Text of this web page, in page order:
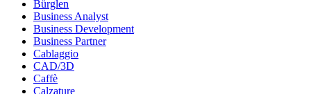
Bürglen
Business Analyst
Business Development
Business Partner
Cablaggio
CAD/3D
Caffè
Calzature